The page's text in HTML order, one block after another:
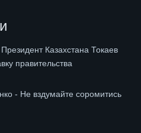
Казахстана Токаев
правительства
- Не вздумайте соромитись